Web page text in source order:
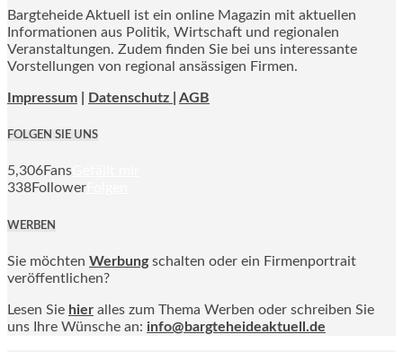
Bargteheide Aktuell ist ein online Magazin mit aktuellen
Informationen aus Politik, Wirtschaft und regionalen
Veranstaltungen. Zudem finden Sie bei uns interessante
Vorstellungen von regional ansässigen Firmen.
Impressum Datenschutz | AGB
FOLGEN SIE UNS
5,306Fans
338Follower
WERBEN
Sie möchten Werbung schalten oder ein Firmenportrait
veröffentlichen?
Lesen Sie hier alles zum Thema Werben oder schreiben Sie
uns Ihre Wünsche an: info@bargteheideaktuell.de